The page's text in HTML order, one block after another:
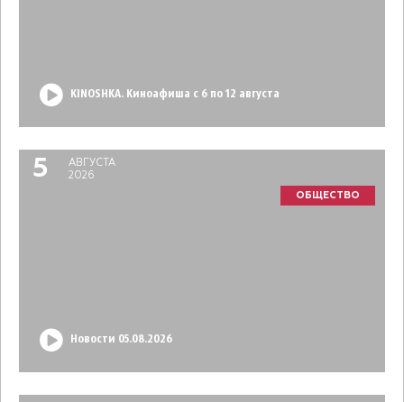
KINOSHKA. Киноафиша с 6 по 12 августа
5
АВГУСТА
2026
ОБЩЕСТВО
Новости 05.08.2026